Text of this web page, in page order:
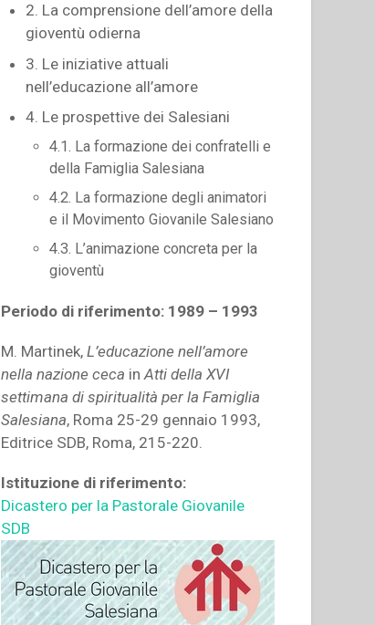
2. La comprensione dell’amore della
gioventù odierna
3. Le iniziative attuali
nell’educazione all’amore
4. Le prospettive dei Salesiani
4.1. La formazione dei confratelli e
della Famiglia Salesiana
4.2. La formazione degli animatori
e il Movimento Giovanile Salesiano
4.3. L’animazione concreta per la
gioventù
Periodo di riferimento: 1989 – 1993
M. Martinek,L’educazione nell’amore
nella nazione ceca inAtti della XVI
settimana di spiritualità per la Famiglia
Salesiana, Roma 25-29 gennaio 1993,
Editrice SDB, Roma, 215-220.
Istituzione di riferimento:
Dicastero per la Pastorale Giovanile
SDB